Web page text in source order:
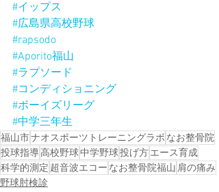
#イップス
#広島県高校野球
#rapsodo
#Aporito福山
#ラプソード
#コンディショニング
#ボーイズリーグ
#中学三年生
福山市ナオスポーツトレーニングラボ なお整骨院
投球指導高校野球中学野球投げ方エース育成
科学的測定 超音波エコー なお整骨院福山 肩の痛み
野球肘検診